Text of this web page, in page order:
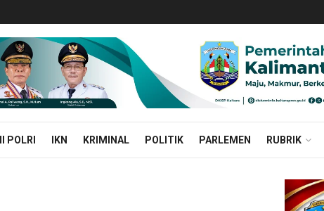
POLRI IKN KRIMINAL POLITIK PARLEMEN RUBRIK